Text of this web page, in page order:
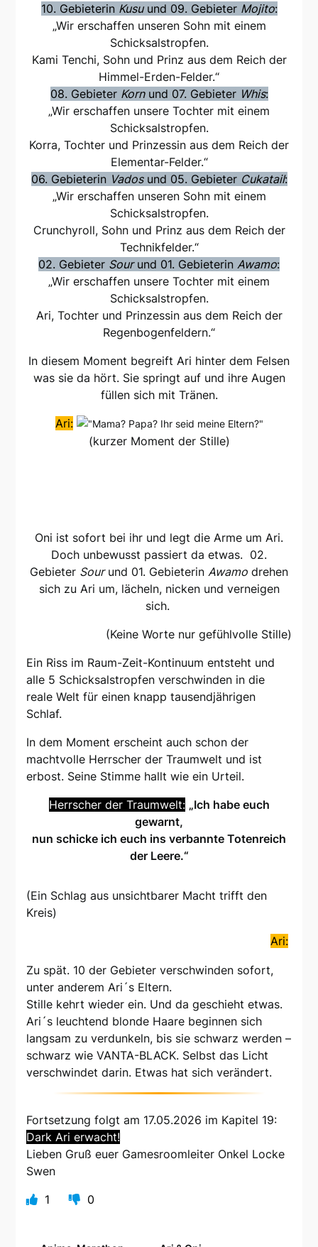
10. Gebieterin Kusuund 09. Gebieter Mojito:
„Wir erschaffen unseren Sohn mit einem
Schicksalstropfen.
Kami Tenchi, Sohn und Prinz aus dem Reich der
Himmel-Erden-Felder.“
08. Gebieter Kornund 07. Gebieter Whis:
„Wir erschaffen unsere Tochter mit einem
Schicksalstropfen.
Korra, Tochter und Prinzessin aus dem Reich der
Elementar-Felder.“
06. Gebieterin Vadosund 05. Gebieter Cukatail:
„Wir erschaffen unseren Sohn mit einem
Schicksalstropfen.
Crunchyroll, Sohn und Prinz aus dem Reich der
Technikfelder.“
02. Gebieter Sourund 01. Gebieterin Awamo:
„Wir erschaffen unsere Tochter mit einem
Schicksalstropfen.
Ari, Tochter und Prinzessin aus dem Reich der
Regenbogenfeldern.“
In diesem Moment begreift Ari hinter dem Felsen
was sie da hört. Sie springt auf und ihre Augen
füllen sich mit Tränen.
Ari:
(kurzer Moment der Stille)
Oni ist sofort bei ihr und legt die Arme um Ari.
Doch unbewusst passiert da etwas. 02.
Gebieter Sourund 01. Gebieterin Awamo drehen
sich zu Ari um, lächeln, nicken und verneigen
sich.
(Keine Worte nur gefühlvolle Stille)
Ein Riss im Raum-Zeit-Kontinuum entsteht und
alle 5 Schicksalstropfen verschwinden in die
reale Welt für einen knapp tausendjährigen
Schlaf.
In dem Moment erscheint auch schon der
machtvolle Herrscher der Traumwelt und ist
erbost. Seine Stimme hallt wie ein Urteil.
Herrscher der Traumwelt: „Ich habe euch
gewarnt,
nun schicke ich euch ins verbannte Totenreich
der Leere.“
(Ein Schlag aus unsichtbarer Macht trifft den
Kreis)
Ari:
Zu spät. 10 der Gebieter verschwinden sofort,
unter anderem Ari´s Eltern.
Stille kehrt wieder ein. Und da geschieht etwas.
Ari´s leuchtend blonde Haare beginnen sich
langsam zu verdunkeln, bis sie schwarz werden –
schwarz wie VANTA-BLACK. Selbst das Licht
verschwindet darin. Etwas hat sich verändert.
Fortsetzung folgt am 17.05.2026 im Kapitel 19:
Dark Ari erwacht!
Lieben Gruß euer Gamesroomleiter Onkel Locke
Swen
1
0